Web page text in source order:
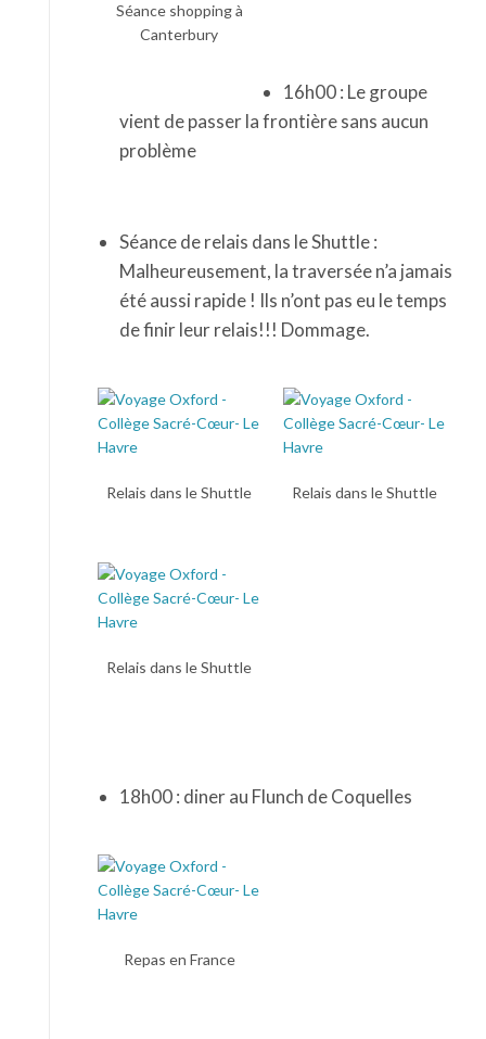
Séance shopping à
Canterbury
16h00 : Le groupe
vient de passer la frontière sans aucun
problème
Séance de relais dans le Shuttle :
Malheureusement, la traversée n’a jamais
été aussi rapide ! Ils n’ont pas eu le temps
de finir leur relais!!! Dommage.
Relais dans le Shuttle Relais dans le Shuttle
Relais dans le Shuttle
18h00 : diner au Flunch de Coquelles
Repas en France